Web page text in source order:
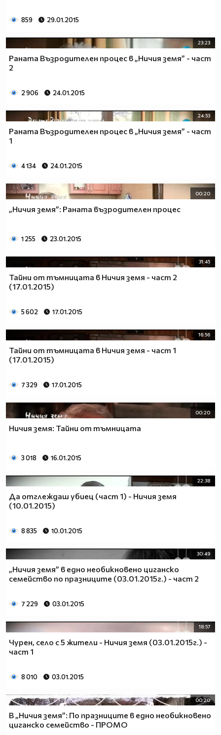
859 29.01.2015
23:23
Раната Възродителен процес в „Ничия земя” - част
2
2 906 24.01.2015
24:53
Раната Възродителен процес в „Ничия земя” - част
1
4 134 24.01.2015
00:20
„Ничия земя”: Раната възродителен процес
1 255 23.01.2015
31:45
Тайни от тъмницата в Ничия земя - част 2
(17.01.2015)
5 602 17.01.2015
16:56
Тайни от тъмницата в Ничия земя - част 1
(17.01.2015)
7 329 17.01.2015
00:20
Ничия земя: Тайни от тъмницата
3 018 16.01.2015
22:38
Да отглеждаш убиец (част 1) - Ничия земя
(10.01.2015)
8 835 10.01.2015
30:49
„Ничия земя” в едно необикновено циганско
семейство по празниците (03.01.2015г.) - част 2
7 229 03.01.2015
18:57
Чурен, село с 5 жители - Ничия земя (03.01.2015г.) -
част 1
8 010 03.01.2015
00:20
В „Ничия земя”: По празниците в едно необикновено
циганско семейство - ПРОМО